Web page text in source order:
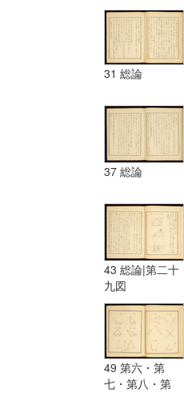
31 総論
37 総論
43 総論|第二十
九図
49 第六・第
七・第八・第